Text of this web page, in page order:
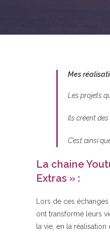
Mes
Les projets
Ils créent des
C’est ainsi
La chaine
Extras » :
Lors de ces
ont transformé leurs
la vie, en la